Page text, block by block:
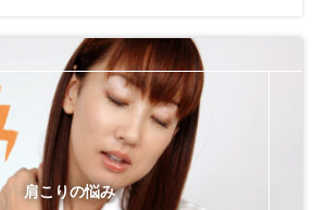
肩こりの悩み